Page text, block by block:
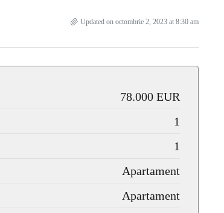
Updated on octombrie 2, 2023 at 8:30 am
78.000 EUR
1
1
Apartament
Apartament